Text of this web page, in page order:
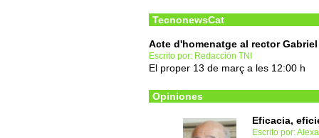
TecnonewsCat
Acte d'homenatge al rector
Escrito por: Redacción TNI
El proper 13 de març a les 12:00 h
Opiniones
Eficacia,
Escrito por: